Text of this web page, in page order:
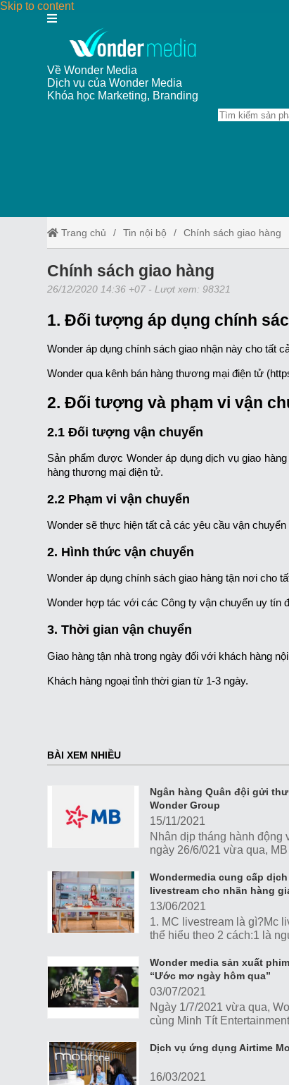
Skip to content
Về Wonder Media
Dịch vụ của Wonder Media
Khóa học Marketing, Branding
Trang chủ Tin nội bộ Chính sách giao hàng
Chính sách giao hàng
26/12/2020 14:36 +07 - Lượt xem: 98321
1. Đối tượng áp dụng chính
Wonder áp dụng chính sách giao nhận này cho tất
Wonder qua kênh bán hàng thương mại điện tử
2. Đối tượng và phạm vi vận
2.1 Đối tượng vận chuyển
Sản phẩm được Wonder áp dụng dịch vụ giao
hàng thương mại điện tử.
2.2 Phạm vi vận chuyển
Wonder sẽ thực hiện tất cả các yêu cầu vận
2. Hình thức vận chuyển
Wonder áp dụng chính sách giao hàng tận nơi cho
Wonder hợp tác với các Công ty vận chuyển uy tín
3. Thời gian vận chuyển
Giao hàng tận nhà trong ngày đối với khách hàng
Khách hàng ngoại tỉnh thời gian từ 1-3 ngày.
BÀI XEM NHIỀU
Ngân hàng Quân đội gửi
Wonder Group
15/11/2021
Nhân dịp tháng hành động
ngày 26/6/021 vừa qua,
tổ chức sự kiện tọa đàm
Wondermedia cung cấp dịch
livestream cho nhãn hàng
Masuto
13/06/2021
1. MC livestream là gì?Mc
thể hiểu theo 2 cách:1 là
mẫu dẫn dắt...
Wonder media sản xuất
“Ước mơ ngày hôm qua”
03/07/2021
Ngày 1/7/2021 vừa qua,
cùng Minh Tít
công chiếu phim ngắn
Dịch vụ ứng dụng Airtime
16/03/2021